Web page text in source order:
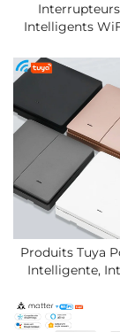
Intelligents
Trempé 2025,
Électrique Avec
Produits Pour
Produits Tuya
Intelligente,
Commande
Application Tuya,